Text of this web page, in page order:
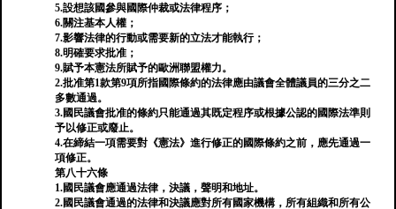
5.設想該國參與國際仲裁或法律程序；
6.關注基本人權；
7.影響法律的行動或需要新的立法才能執行；
8.明確要求批准；
9.賦予本憲法所賦予的歐洲聯盟權力。
2.批准第1款第9項所指國際條約的法律應由議會全體議員的三分之二
多數通過。
3.國民議會批准的條約只能通過其既定程序或根據公認的國際法準則
予以修正或廢止。
4.在締結一項需要對《憲法》進行修正的國際條約之前，應先通過一
項修正。
第八十六條
1.國民議會應通過法律，決議，聲明和地址。
2.國民議會通過的法律和決議應對所有國家機構，所有組織和所有公